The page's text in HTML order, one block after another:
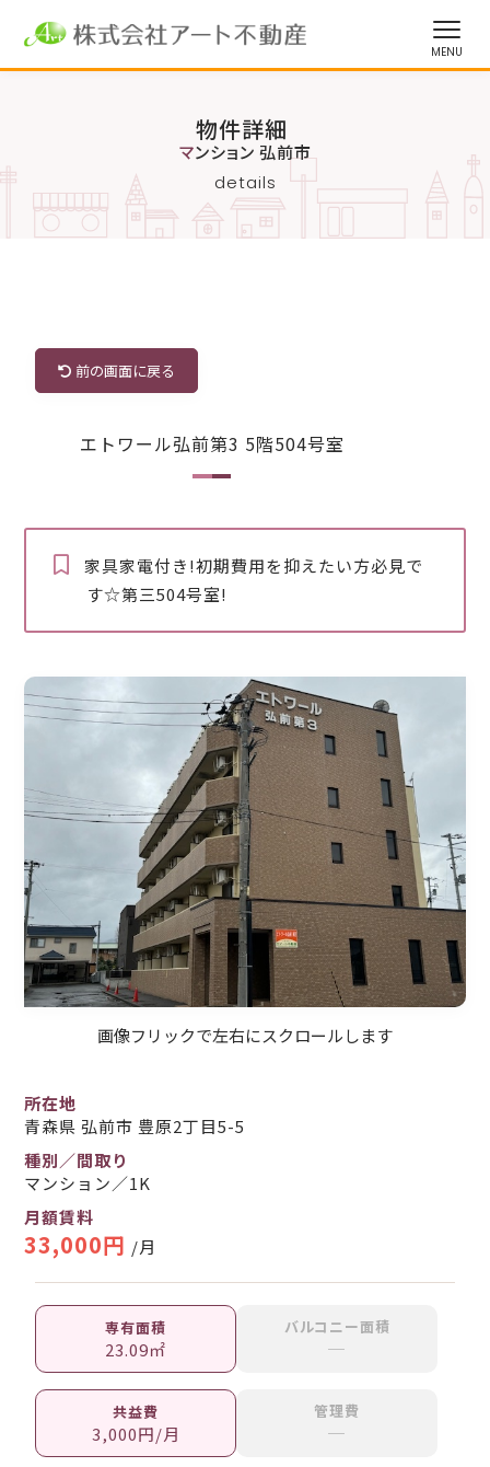
物件詳細
マンション 弘前市
details
前の画面に戻る
エトワール弘前第3 5階504号室
家具家電付き!初期費用を抑えたい方必見で
す☆第三504号室!
所在地
青森県 弘前市 豊原2丁目5-5
種別／間取り
マンション／1K
月額賃料
33,000円 /月
専有面積
23.09㎡
バルコニー面積
─
共益費
3,000円/月
管理費
─
画像フリックで左右にスクロールします